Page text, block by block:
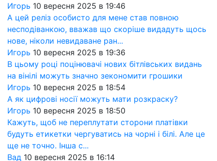
Игорь 10 вересня 2025 в 19:46
А цей реліз особисто для мене став повною
несподіванкою, вважав що скоріше видадуть щось
нове, ніколи невидаване ран...
Игорь 10 вересня 2025 в 19:36
В цьому році поцінювачі нових бітлівських видань
на вінілі можуть значно зекономити грошики
Игорь 10 вересня 2025 в 18:54
А як цифрові носії можуть мати розкраску?
Игорь 10 вересня 2025 в 18:50
Кажуть, щоб не переплутати сторони платівки
будуть етикетки чергуватись на чорні і білі. Але це
ще не точно. Інша с...
Вад 10 вересня 2025 в 16:14